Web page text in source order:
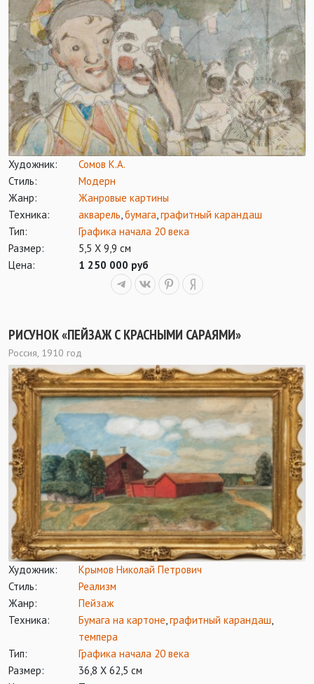
Художник:
Сомов К.А.
Стиль:
Модерн
Жанр:
Жанровые картины
Техника:
акварель,бумага,графитный карандаш
Тип:
Графика начала 20 века
Размер:
5,5 Х 9,9 см
Цена:
1 250 000 руб
РИСУНОК «ПЕЙЗАЖ С КРАСНЫМИ САРАЯМИ»
Россия, 1910 год
Художник:
Крымов Николай Петрович
Стиль:
Реализм
Жанр:
Пейзаж
Техника:
Бумага на картоне,графитный карандаш,
темпера
Тип:
Графика начала 20 века
Размер:
36,8 Х 62,5 см